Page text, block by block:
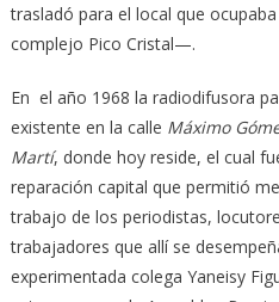
trasladó para el local que
complejo Pico Cristal—.
En el año 1968 la radiodifusora
existente en la calle Máximo
Martí, donde hoy reside, el cual
reparación capital que permitió
trabajo de los periodistas,
trabajadores que allí se
experimentada colega Yaneisy